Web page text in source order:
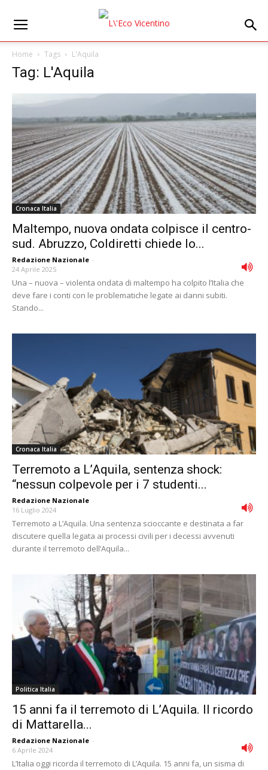
Home Tags L'Aquila
Tag: L'Aquila
Cronaca Italia
Maltempo, nuova ondata colpisce il centro-
sud. Abruzzo, Coldiretti chiede lo...
Redazione Nazionale -
24 Aprile 2025
Una – nuova – violenta ondata di maltempo ha colpito l’Italia che
deve fare i conti con le problematiche legate ai danni subiti.
Stando...
Cronaca Italia
Terremoto a L’Aquila, sentenza shock:
“nessun colpevole per i 7 studenti...
Redazione Nazionale -
16 Luglio 2024
Terremoto a L’Aquila. Una sentenza scioccante e destinata a far
discutere quella legata ai processi civili per i decessi avvenuti
durante il terremoto dell’Aquila...
Politica Italia
15 anni fa il terremoto di L’Aquila. Il ricordo
di Mattarella...
Redazione Nazionale -
6 Aprile 2024
L’Italia oggi ricorda il terremoto di L’Aquila. 15 anni fa, un sisma di